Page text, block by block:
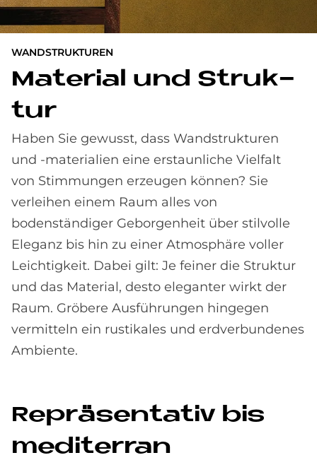
WANDSTRUKTUREN
Ma­te­rial und Struk­
tur
Haben Sie gewusst, dass Wandstrukturen
und -materialien eine erstaunliche Vielfalt
von Stimmungen erzeugen können? Sie
verleihen einem Raum alles von
bodenständiger Geborgenheit über stilvolle
Eleganz bis hin zu einer Atmosphäre voller
Leichtigkeit. Dabei gilt: Je feiner die Struktur
und das Material, desto eleganter wirkt der
Raum. Gröbere Ausführungen hingegen
vermitteln ein rustikales und erdverbundenes
Ambiente.
Re­prä­sen­ta­tiv bis
me­di­ter­ran